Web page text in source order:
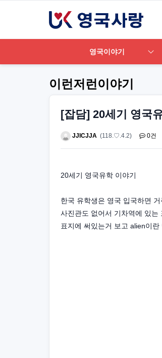
영국이야기
이런저런이야기
[잡담] 20세기 영국
JJICJJA (118.♡.4.2) 0건
20세기 영국유학 이야기
한국 유학생은 영국 입국하면
사진관도 없어서 기차역에 있는
표지에 써있는거 보고 alien이